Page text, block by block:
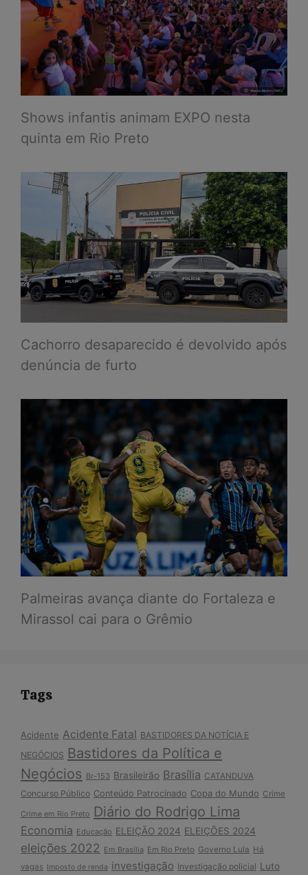
Shows infantis animam EXPO nesta
quinta em Rio Preto
Cachorro desaparecido é devolvido após
denúncia de furto
Palmeiras avança diante do Fortaleza e
Mirassol cai para o Grêmio
Tags
Acidente Acidente Fatal BASTIDORES DA NOTÍCIA E
NEGÓCIOS Bastidores da Política e
Negócios Br-153 Brasileirão Brasília CATANDUVA
Concurso Público Conteúdo Patrocinado Copa do Mundo Crime
Crime em Rio Preto Diário do Rodrigo Lima
Economia Educação ELEIÇÃO 2024 ELEIÇÕES 2024
eleições 2022 Em Brasília Em Rio Preto Governo Lula Há
vagas
Imposto de renda investigação Investigação policial Luto